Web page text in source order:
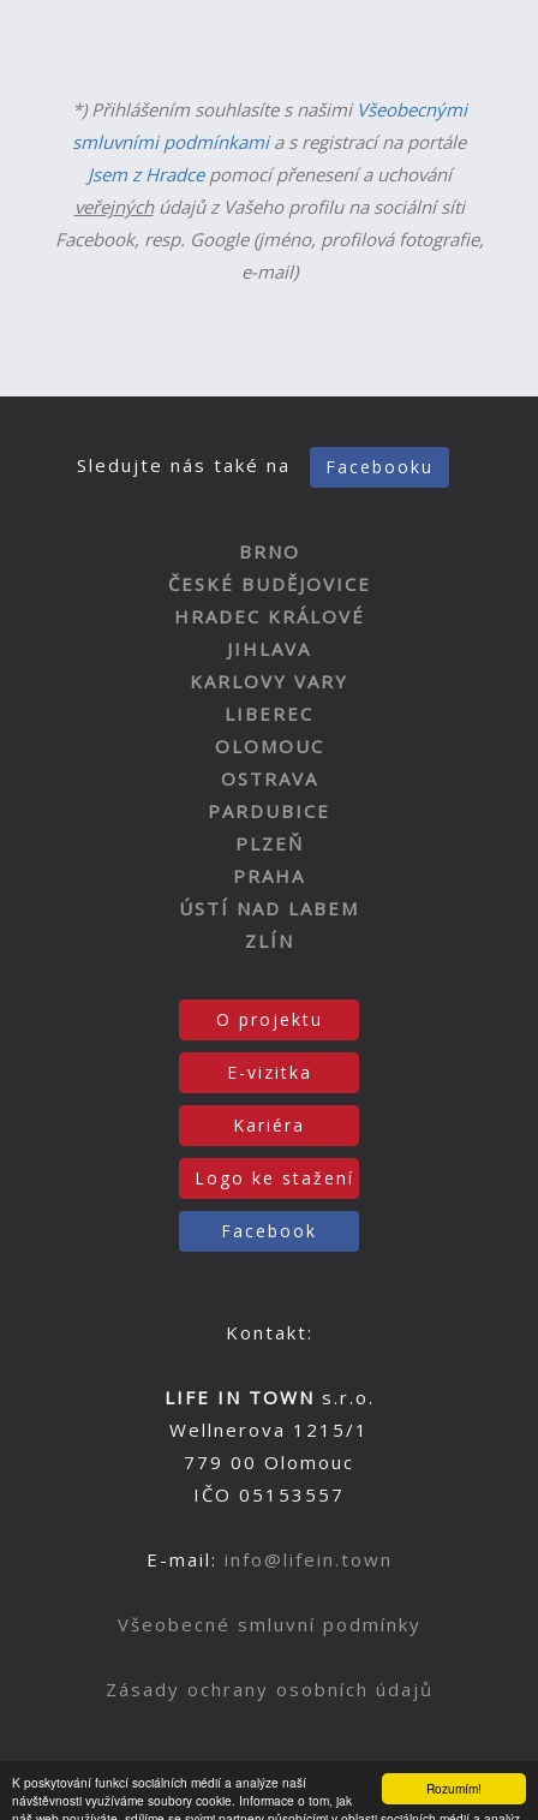
Rozumím!
K poskytování funkcí sociálních médií a analýze naší
návštěvnosti využíváme soubory cookie. Informace o tom, jak
*) Přihlášením souhlasíte s našimi Všeobecnými
smluvními podmínkamia s registrací na portále
Jsem z Hradcepomocí přenesení a uchování
veřejnýchúdajů z Vašeho profilu na sociální síti
Facebook, resp. Google (jméno, profilová fotografie,
e-mail)
Sledujte nás také na Facebooku
BRNO
ČESKÉ BUDĚJOVICE
HRADEC KRÁLOVÉ
JIHLAVA
KARLOVY VARY
LIBEREC
OLOMOUC
OSTRAVA
PARDUBICE
PLZEŇ
PRAHA
ÚSTÍ NAD LABEM
ZLÍN
O projektu
E-vizitka
Kariéra
Logo ke stažení
Facebook
Kontakt:
LIFE IN TOWN s.r.o.
Wellnerova 1215/1
779 00 Olomouc
IČO 05153557
E-mail: info@lifein.town
Všeobecné smluvní podmínky
Zásady ochrany osobních údajů
Nahoru